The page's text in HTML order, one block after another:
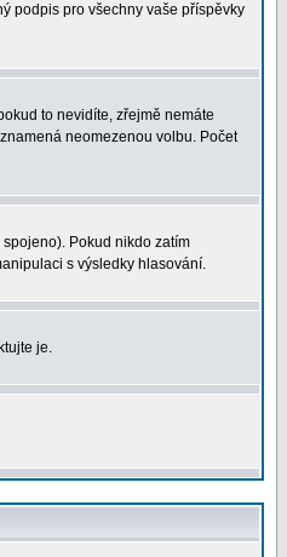
podpis pro všechny vaše příspěvky
to nevidíte, zřejmě nemáte
neomezenou volbu. Počet
Pokud nikdo zatím
s výsledky hlasování.
je.